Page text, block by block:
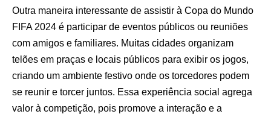
Outra maneira interessante de assistir à Copa do Mundo
FIFA 2024 é participar de eventos públicos ou reuniões
com amigos e familiares. Muitas cidades organizam
telões em praças e locais públicos para exibir os jogos,
criando um ambiente festivo onde os torcedores podem
se reunir e torcer juntos. Essa experiência social agrega
valor à competição, pois promove a interação e a